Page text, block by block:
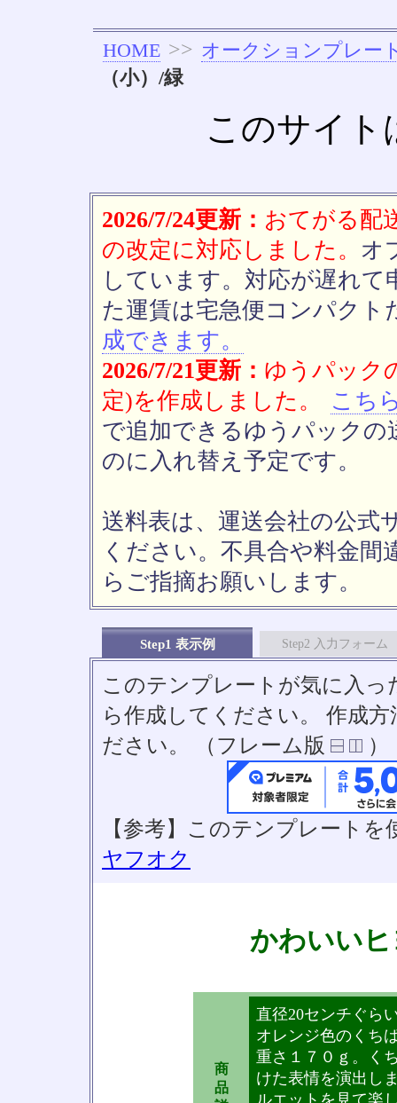
HOME >> オークションプレー
（小）/緑
このサイト
2026/7/24更新： おてがる配
の改定に対応しました。 オ
しています。対応が遅れ
た運賃は宅急便コンパクト
成できます。
2026/7/21更新： ゆうパック
定)を作成しました。
こち
で追加できるゆうパックの
のに入れ替え予定です。
送料表は、運送会社の公式
ください。不具合や料金間
らご指摘お願いします。
Step1 表示例 Step2 入力フォーム
このテンプレートが気に入っ
ら作成してください。 作成
ださい。 （フレーム版
）
【参考】このテンプレート
ヤフオク
かわいい
商
品
直径20センチぐら
オレンジ色のくち
重さ１７０ｇ。く
けた表情を演出し
ルエットを見て楽